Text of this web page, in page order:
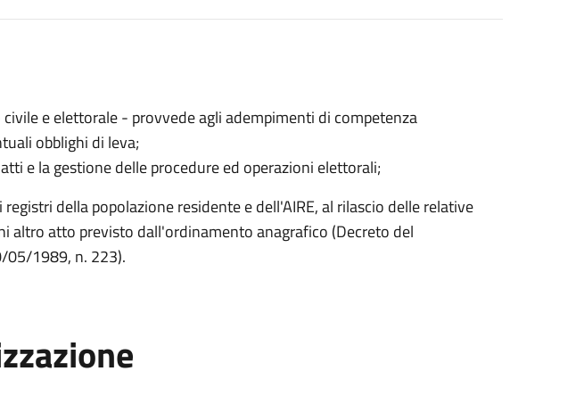
e elettorale - provvede agli adempimenti di competenza
obblighi di leva;
e la gestione delle procedure ed operazioni elettorali;
della popolazione residente e dell'AIRE, al rilascio delle relative
altro atto previsto dall'ordinamento anagrafico (Decreto del
05/1989, n. 223).